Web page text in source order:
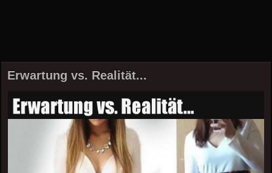
Erwartung vs. Realität...